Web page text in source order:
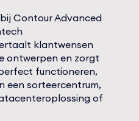
Contour Advanced
klantwensen
ontwerpen en zorgt
functioneren,
een sorteercentrum,
of